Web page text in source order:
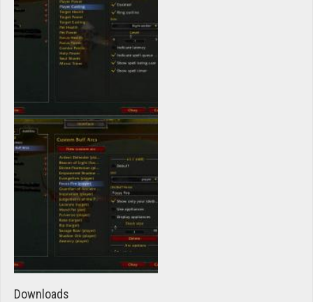
Downloads